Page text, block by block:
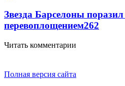
Звезда Барселоны
перевоплощением262
Читать комментарии
Полная версия сайта